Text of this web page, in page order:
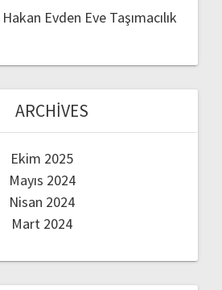
Hakan Evden Eve Taşımacılık
ARCHIVES
Ekim 2025
Mayıs 2024
Nisan 2024
Mart 2024